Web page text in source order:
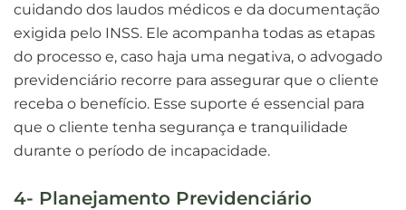
cuidando dos laudos médicos e da documentação
exigida pelo INSS. Ele acompanha todas as etapas
do processo e, caso haja uma negativa, o advogado
previdenciário recorre para assegurar que o cliente
receba o benefício. Esse suporte é essencial para
que o cliente tenha segurança e tranquilidade
durante o período de incapacidade.
4- Planejamento Previdenciário